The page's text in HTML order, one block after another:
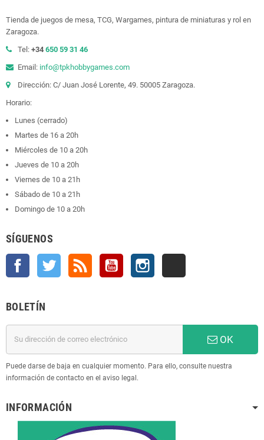
Tienda de juegos de mesa, TCG, Wargames, pintura de miniaturas y rol en
Zaragoza.
Tel: +34 650 59 31 46
Email: info@tpkhobbygames.com
Dirección: C/ Juan José Lorente, 49. 50005 Zaragoza.
Horario:
Lunes (cerrado)
Martes de 16 a 20h
Miércoles de 10 a 20h
Jueves de 10 a 20h
Viernes de 10 a 21h
Sábado de 10 a 21h
Domingo de 10 a 20h
SÍGUENOS
Facebook Twitter Rss YouTube Instagram
BOLETÍN
OK
Puede darse de baja en cualquier momento. Para ello, consulte nuestra
información de contacto en el aviso legal.
INFORMACIÓN